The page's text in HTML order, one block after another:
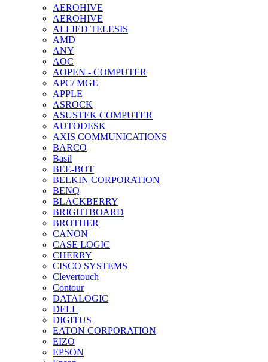
AEROHIVE
AEROHIVE
ALLIED TELESIS
AMD
ANY
AOC
AOPEN - COMPUTER
APC/ MGE
APPLE
ASROCK
ASUSTEK COMPUTER
AUTODESK
AXIS COMMUNICATIONS
BARCO
Basil
BEE-BOT
BELKIN CORPORATION
BENQ
BLACKBERRY
BRIGHTBOARD
BROTHER
CANON
CASE LOGIC
CHERRY
CISCO SYSTEMS
Clevertouch
Contour
DATALOGIC
DELL
DIGITUS
EATON CORPORATION
EIZO
EPSON